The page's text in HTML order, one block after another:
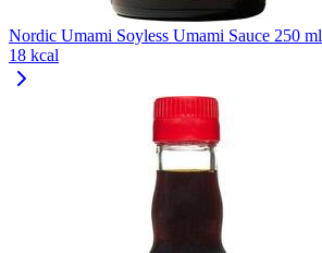
Nordic Umami Soyless Umami Sauce 250 ml
18 kcal